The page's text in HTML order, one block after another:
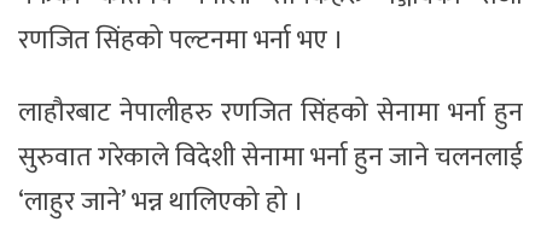
रणजित सिंहको पल्टनमा भर्ना भए ।
लाहौरबाट नेपालीहरु रणजित सिंहको सेनामा भर्ना हुन
सुरुवात गरेकाले विदेशी सेनामा भर्ना हुन जाने चलनलाई
‘लाहुर जाने’ भन्न थालिएको हो ।